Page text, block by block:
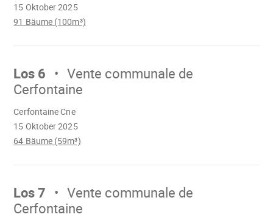
15 Oktober 2025
91 Bäume (100m³)
Mach
Los 6
Vente communale de
Cerfontaine
15 Oktober 2025
Cerfontaine Cne
64 Bäume (59m³)
Mach
Los 7
Vente communale de
Cerfontaine